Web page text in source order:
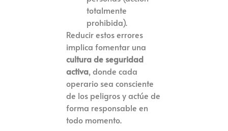
totalmente
prohibida).
Reducir estos errores
implica fomentar una
cultura de seguridad
activa, donde cada
operario sea consciente
de los peligros y actúe de
forma responsable en
todo momento.